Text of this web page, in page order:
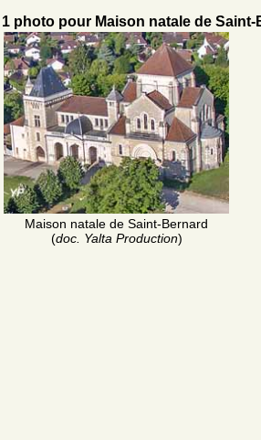
1 photo pour Maison natale de Saint-
Maison natale de Saint-Bernard
(doc. Yalta Production)